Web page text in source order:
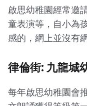
啟思幼稚園經常邀
童表演等，自小為
感的，網上並沒有
律倫街: 九龍城
每年啟思幼稚園會